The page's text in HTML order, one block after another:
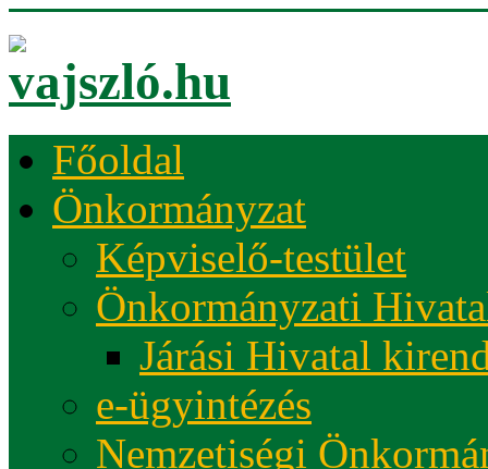
Főoldal
Önkormányzat
Képviselő-testület
Önkormányzati
Járási Hivatal
e-ügyintézés
Nemzetiségi